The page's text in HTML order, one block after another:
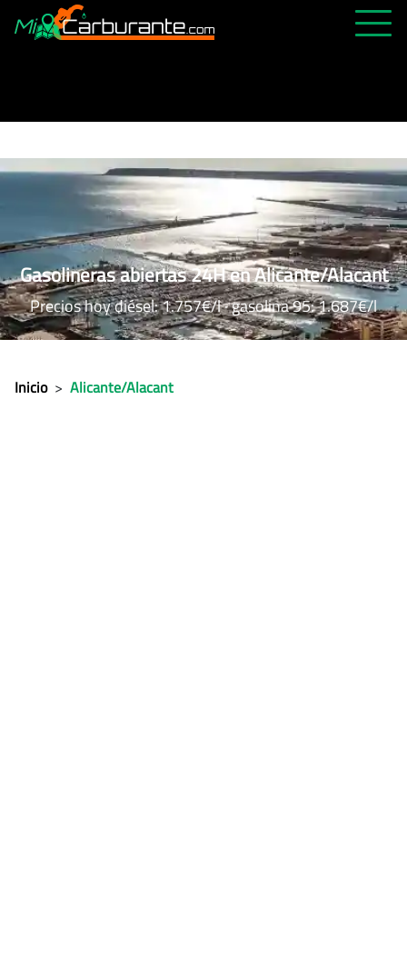
ABIERTAS 24H
ÚLTIMAS MATRÍCULAS
FAVORITAS
Gasolineras abiertas 24H en Alicante/Alacant
Precios hoy diésel: 1.757€/l · gasolina 95: 1.687€/l
Inicio > Alicante/Alacant